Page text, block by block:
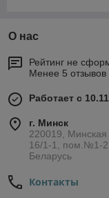
О нас
Рейтинг не
Менее 5 отзывов
Работает с
г. Минск
220019,
16/1-1, пом.№1-2
Беларусь
Контакты